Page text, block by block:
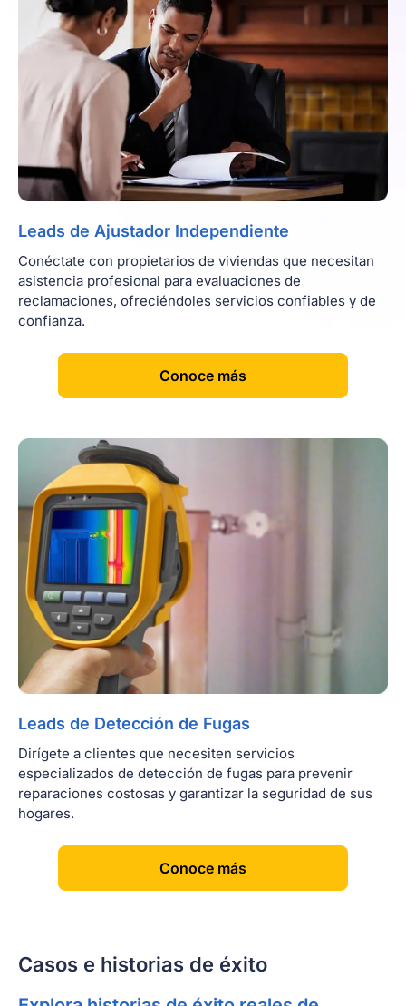
Leads de Ajustador Independiente
Conéctate con propietarios de viviendas que necesitan
asistencia profesional para evaluaciones de
reclamaciones, ofreciéndoles servicios confiables y de
confianza.
[
Conoce más]
Leads de Detección de Fugas
Dirígete a clientes que necesiten servicios
especializados de detección de fugas para prevenir
reparaciones costosas y garantizar la seguridad de sus
hogares.
[
Conoce más]
Casos e historias de éxito